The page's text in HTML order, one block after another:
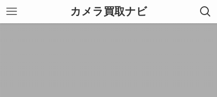
カメラ買取ナビ